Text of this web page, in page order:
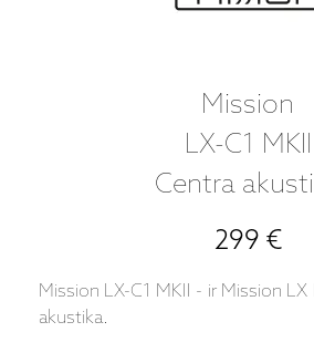
Mission
LX-C1 MKII
Centra
299 €
Mission LX-C1 MKII - ir Mission
akustika.